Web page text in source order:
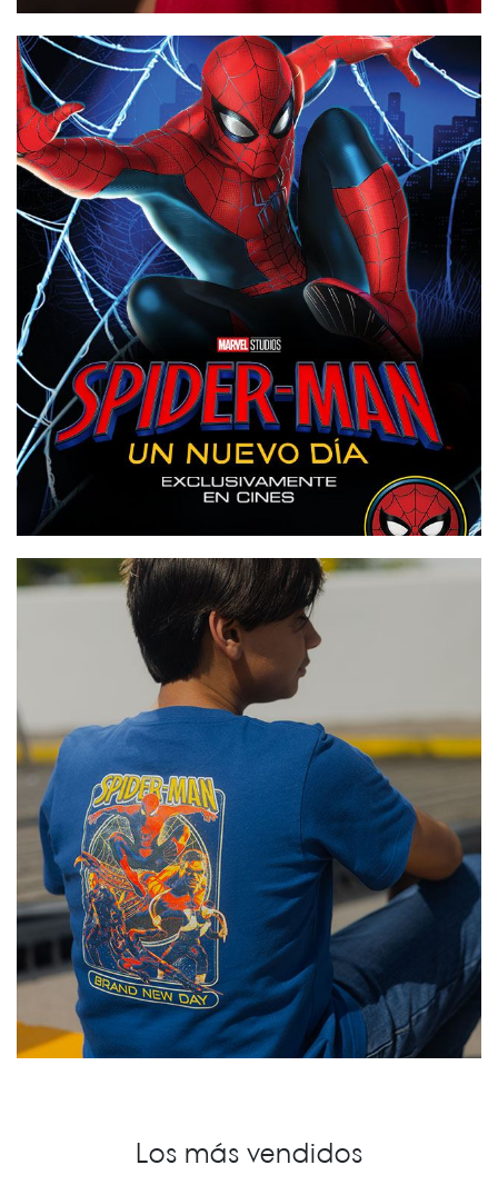
Los más vendidos